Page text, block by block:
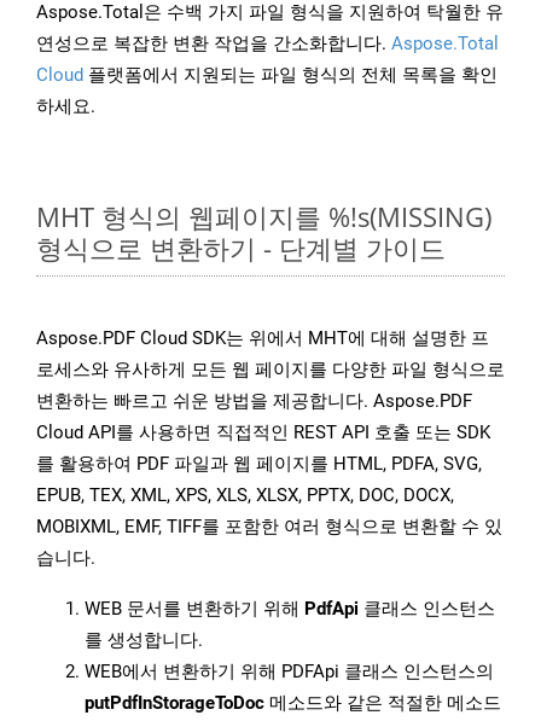
Aspose.Total은 수백 가지 파일 형식을 지원하여 탁월한 유
연성으로 복잡한 변환 작업을 간소화합니다. Aspose.Total
Cloud 플랫폼에서 지원되는 파일 형식의 전체 목록을 확인
하세요.
MHT 형식의 웹페이지를 %!s(MISSING)
형식으로 변환하기 - 단계별 가이드
Aspose.PDF Cloud SDK는 위에서 MHT에 대해 설명한 프
로세스와 유사하게 모든 웹 페이지를 다양한 파일 형식으로
변환하는 빠르고 쉬운 방법을 제공합니다. Aspose.PDF
Cloud API를 사용하면 직접적인 REST API 호출 또는 SDK
를 활용하여 PDF 파일과 웹 페이지를 HTML, PDFA, SVG,
EPUB, TEX, XML, XPS, XLS, XLSX, PPTX, DOC, DOCX,
MOBIXML, EMF, TIFF를 포함한 여러 형식으로 변환할 수 있
습니다.
WEB 문서를 변환하기 위해 PdfApi 클래스 인스턴스
를 생성합니다.
WEB에서 변환하기 위해 PDFApi 클래스 인스턴스의
putPdfInStorageToDoc 메소드와 같은 적절한 메소드